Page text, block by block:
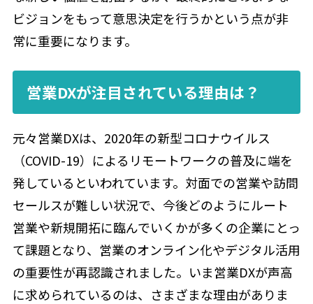
ビジョンをもって意思決定を行うかという点が非
常に重要になります。
営業DXが注目されている理由は？
元々営業DXは、2020年の新型コロナウイルス
（COVID-19）によるリモートワークの普及に端を
発しているといわれています。対面での営業や訪問
セールスが難しい状況で、今後どのようにルート
営業や新規開拓に臨んでいくかが多くの企業にとっ
て課題となり、営業のオンライン化やデジタル活用
の重要性が再認識されました。いま営業DXが声高
に求められているのは、さまざまな理由がありま